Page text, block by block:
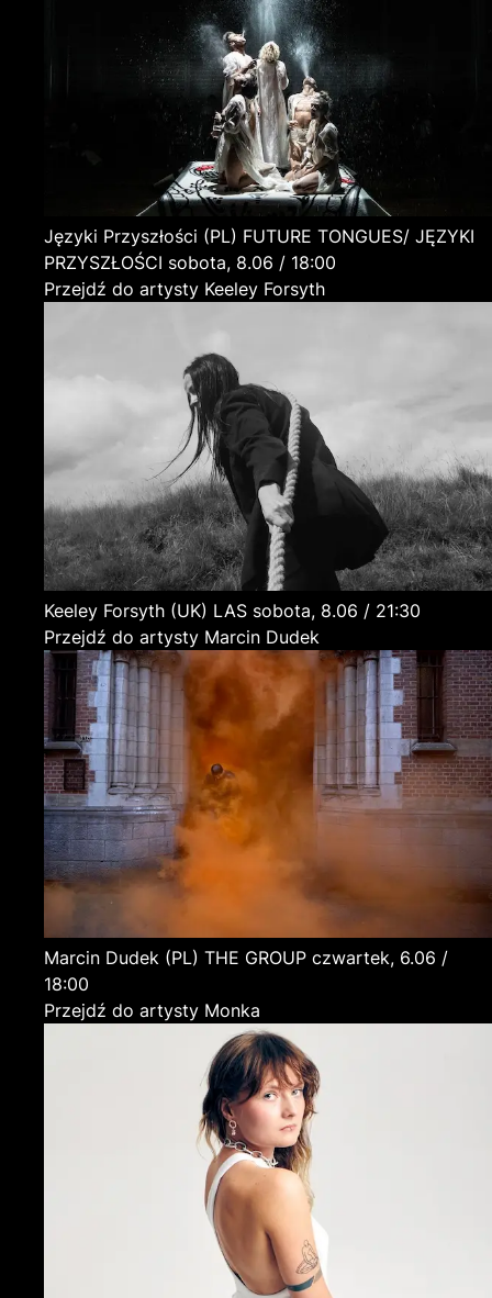
Języki Przyszłości (PL) FUTURE TONGUES/ JĘZYKI
PRZYSZŁOŚCI
sobota, 8.06 / 18:00
Przejdź do artysty Keeley Forsyth
Keeley Forsyth (UK) LAS
sobota, 8.06 / 21:30
Przejdź do artysty Marcin Dudek
Marcin Dudek (PL) THE GROUP czwartek, 6.06 /
18:00
Przejdź do artysty Monka